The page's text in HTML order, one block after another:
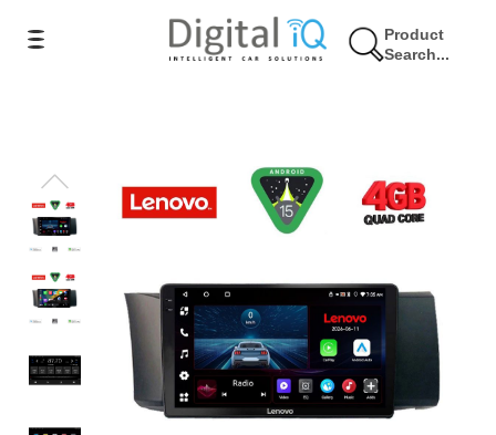
Product
Search...
9% Έκπτωση